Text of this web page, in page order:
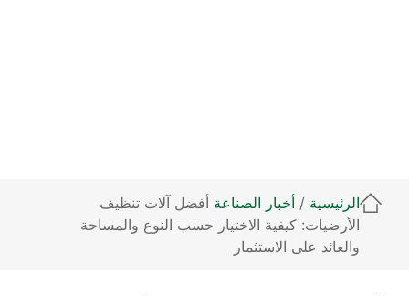
الرئيسية / أخبار الصناعة أفضل آلات تنظيف
الأرضيات: كيفية الاختيار حسب النوع والمساحة
والعائد على الاستثمار